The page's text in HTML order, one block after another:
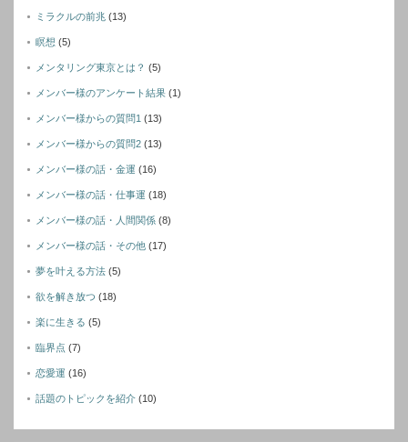
ミラクルの前兆 (13)
瞑想 (5)
メンタリング東京とは？ (5)
メンバー様のアンケート結果 (1)
メンバー様からの質問1 (13)
メンバー様からの質問2 (13)
メンバー様の話・金運 (16)
メンバー様の話・仕事運 (18)
メンバー様の話・人間関係 (8)
メンバー様の話・その他 (17)
夢を叶える方法 (5)
欲を解き放つ (18)
楽に生きる (5)
臨界点 (7)
恋愛運 (16)
話題のトピックを紹介 (10)